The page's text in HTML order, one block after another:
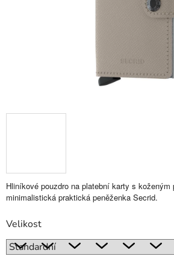
Hliníkové pouzdro na platební karty s koženým
minimalistická praktická peněženka Secrid.
Velikost